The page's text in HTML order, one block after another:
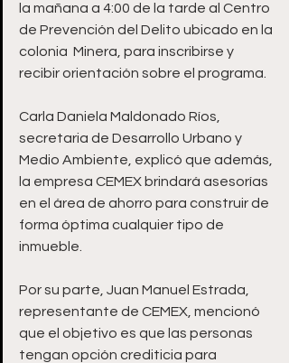
la mañana a 4:00 de la tarde al Centro
de Prevención del Delito ubicado en la
colonia  Minera, para inscribirse y
recibir orientación sobre el programa.
Carla Daniela Maldonado Ríos,
secretaria de Desarrollo Urbano y
Medio Ambiente, explicó que además,
la empresa CEMEX brindará asesorías
en el área de ahorro para construir de
forma óptima cualquier tipo de
inmueble.
Por su parte, Juan Manuel Estrada,
representante de CEMEX, mencionó
que el objetivo es que las personas
tengan opción crediticia para